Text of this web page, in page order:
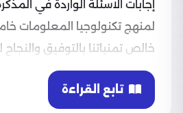
إجابات الاسئلة الواردة في
لمنهج تكنولوجيا المعلومات
خالص تمنياتنا بالتوفيق والنجاح
تابع القراءة